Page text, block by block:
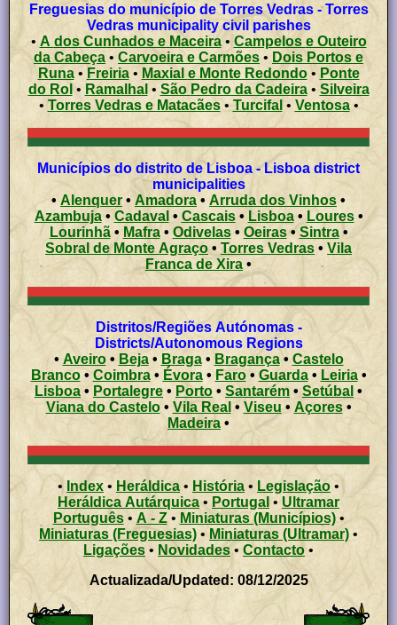
Freguesias do município de Torres Vedras - Torres
Vedras municipality civil parishes
•
A dos Cunhados e Maceira• Campelos e Outeiro
da Cabeça • Carvoeira e Carmões • Dois Portos e
Runa• Freiria• Maxial e Monte Redondo• Ponte
do Rol • Ramalhal • São Pedro da Cadeira• Silveira
•
Torres Vedras e Matacães•Turcifal • Ventosa•
Municípios do distrito de Lisboa - Lisboa district
municipalities
• Alenquer • Amadora • Arruda dos Vinhos •
Azambuja• Cadaval • Cascais• Lisboa• Loures•
Lourinhã• Mafra• Odivelas• Oeiras•Sintra•
Sobral de Monte Agraço• Torres Vedras • Vila
Franca de Xira •
Distritos/Regiões Autónomas -
Districts/Autonomous Regions
• Aveiro• Beja• Braga• Bragança•Castelo
Branco• Coimbra• Évora•Faro• Guarda• Leiria•
Lisboa • Portalegre • Porto • Santarém •Setúbal •
Viana do Castelo• Vila Real • Viseu• Açores •
Madeira •
• Index• Heráldica • História • Legislação •
Heráldica Autárquica • Portugal • Ultramar
Português• A - Z• Miniaturas (Municípios)•
Miniaturas (Freguesias) •Miniaturas (Ultramar) •
Ligações • Novidades• Contacto •
Actualizada/Updated: 08/12/2025